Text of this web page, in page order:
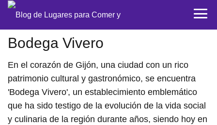
Bodega Vivero
En el corazón de Gijón, una ciudad con un rico
patrimonio cultural y gastronómico, se encuentra
'Bodega Vivero', un establecimiento emblemático
que ha sido testigo de la evolución de la vida social
y culinaria de la región durante años, siendo hoy en